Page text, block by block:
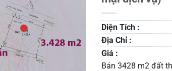
Diện Tích :
Địa Chỉ :
Giá :
Bán 3428 m2 đất